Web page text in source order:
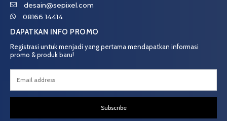
desain@sepixel.com
08166 14414
DAPATKAN INFO PROMO
Registrasi untuk menjadi yang pertama mendapatkan informasi
promo & produk baru!
Subscribe